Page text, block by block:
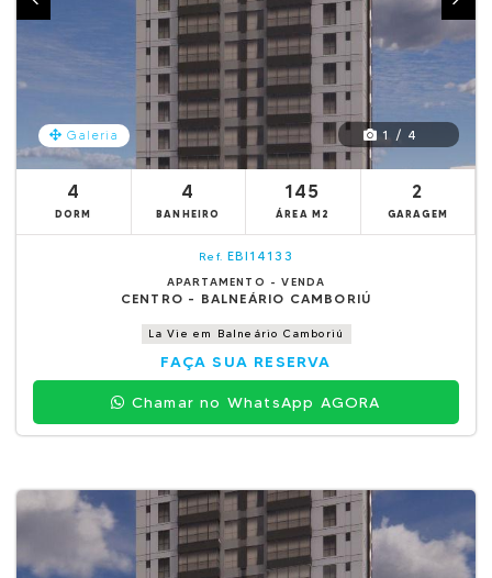
Galeria 1 / 4
4
DORM
4
BANHEIRO
145
ÁREA M2
2
GARAGEM
Ref. EBI14133
APARTAMENTO - VENDA
CENTRO - BALNEÁRIO CAMBORIÚ
La Vie em Balneário Camboriú
FAÇA SUA RESERVA
Chamar no WhatsApp AGORA